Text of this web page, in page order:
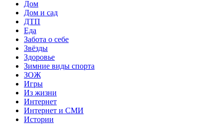
Дом
Дом и сад
ДТП
Еда
Забота о себе
Звёзды
Здоровье
Зимние виды спорта
ЗОЖ
Игры
Из жизни
Интернет
Интернет и СМИ
Истории